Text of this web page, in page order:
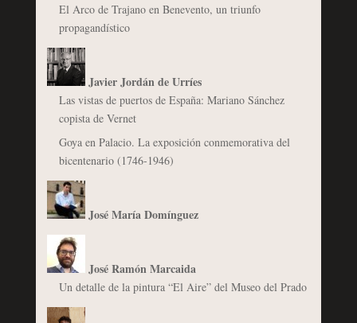
El Arco de Trajano en Benevento, un triunfo
propagandístico
Javier Jordán de Urríes
Las vistas de puertos de España: Mariano Sánchez
copista de Vernet
Goya en Palacio. La exposición conmemorativa del
bicentenario (1746-1946)
José María Domínguez
José Ramón Marcaida
Un detalle de la pintura “El Aire” del Museo del Prado